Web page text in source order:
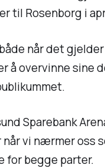
til Rosenborg i
når det
å overvinne
Sparebank
når vi nærmer
for begge parter.